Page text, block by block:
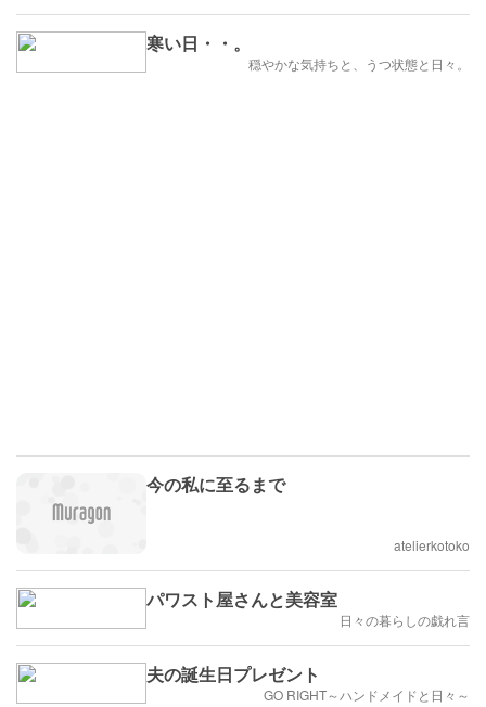
寒い日・・。
穏やかな気持ちと、うつ状態と日々。
今の私に至るまで
atelierkotoko
パワスト屋さんと美容室
日々の暮らしの戯れ言
夫の誕生日プレゼント
GO RIGHT～ハンドメイドと日々～